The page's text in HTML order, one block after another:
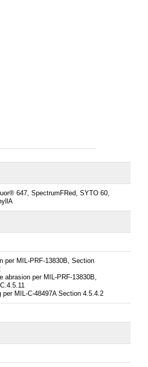
647, SpectrumFRed, SYTO 60,
per MIL-PRF-13830B, Section
abrasion per MIL-PRF-13830B,
per MIL-C-48497A Section 4.5.4.2